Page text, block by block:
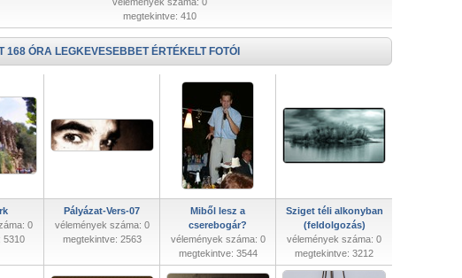
megtekintve: 410
168 ÓRA LEGKEVESEBBET ÉRTÉKELT FOTÓI
0
5310
Pályázat-Vers-07
vélemények száma: 0
megtekintve: 2563
Miből lesz a
cserebogár?
vélemények száma: 0
megtekintve: 3544
Sziget téli alkonyban
(feldolgozás)
vélemények száma: 0
megtekintve: 3212